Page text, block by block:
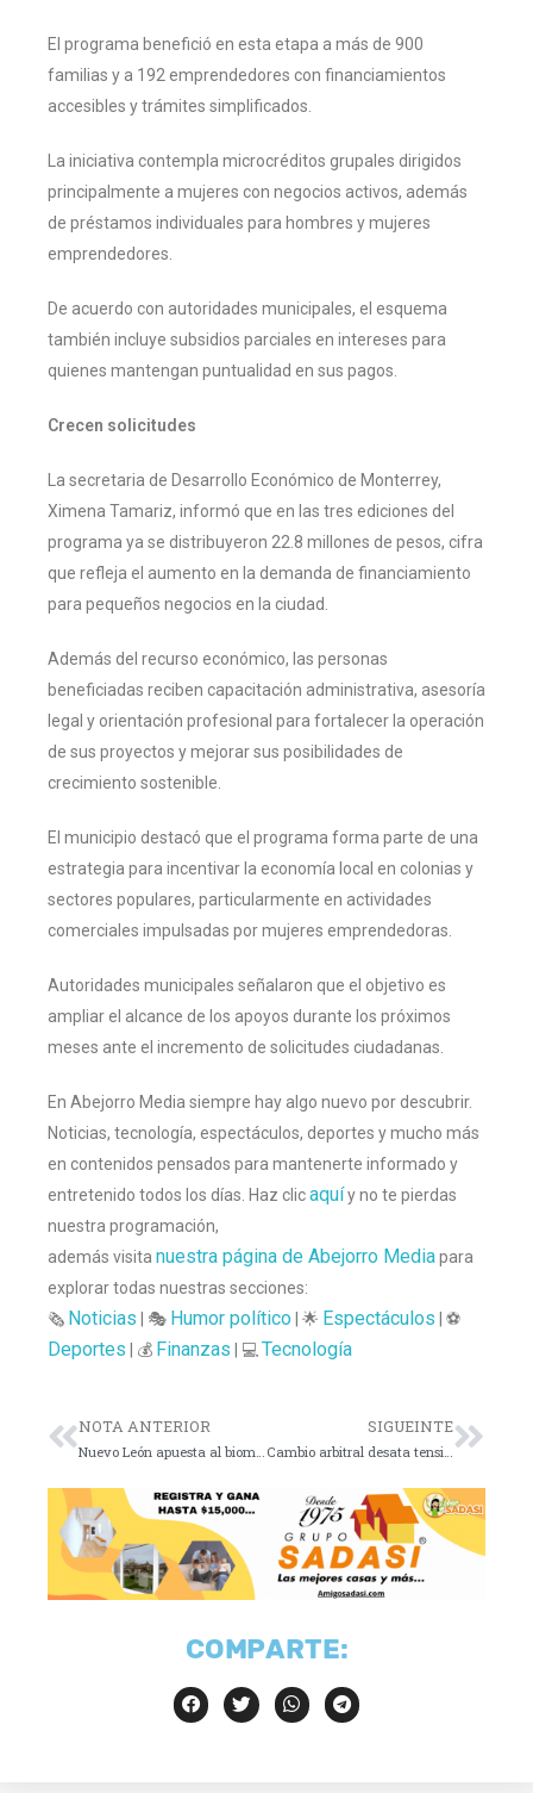
El programa benefició en esta etapa a más de 900
familias y a 192 emprendedores con financiamientos
accesibles y trámites simplificados.
La iniciativa contempla microcréditos grupales dirigidos
principalmente a mujeres con negocios activos, además
de préstamos individuales para hombres y mujeres
emprendedores.
De acuerdo con autoridades municipales, el esquema
también incluye subsidios parciales en intereses para
quienes mantengan puntualidad en sus pagos.
Crecen solicitudes
La secretaria de Desarrollo Económico de Monterrey,
Ximena Tamariz, informó que en las tres ediciones del
programa ya se distribuyeron 22.8 millones de pesos, cifra
que refleja el aumento en la demanda de financiamiento
para pequeños negocios en la ciudad.
Además del recurso económico, las personas
beneficiadas reciben capacitación administrativa, asesoría
legal y orientación profesional para fortalecer la operación
de sus proyectos y mejorar sus posibilidades de
crecimiento sostenible.
El municipio destacó que el programa forma parte de una
estrategia para incentivar la economía local en colonias y
sectores populares, particularmente en actividades
comerciales impulsadas por mujeres emprendedoras.
Autoridades municipales señalaron que el objetivo es
ampliar el alcance de los apoyos durante los próximos
meses ante el incremento de solicitudes ciudadanas.
En Abejorro Media siempre hay algo nuevo por descubrir.
Noticias, tecnología, espectáculos, deportes y mucho más
en contenidos pensados para mantenerte informado y
entretenido todos los días. Haz clicaquíy no te pierdas
nuestra programación,
además visita nuestra página de Abejorro Mediapara
explorar todas nuestras secciones:
🗞️ Noticias | 🎭 Humor político| 🌟 Espectáculos | ⚽
Deportes | 💰 Finanzas | 💻 Tecnología
NOTA ANTERIOR SIGUEINTE
COMPARTE: